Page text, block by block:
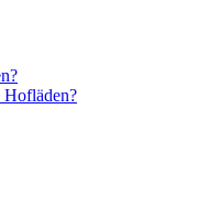
Hofläden?